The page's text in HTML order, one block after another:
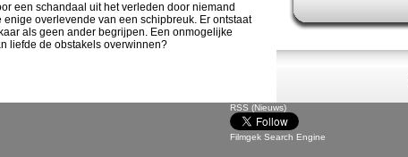
een schandaal uit het verleden door niemand
overlevende van een schipbreuk. Er ontstaat
als geen ander begrijpen. Een onmogelijke
liefde de obstakels overwinnen?
RSS (Nieuws)
Filmgek Search Engine